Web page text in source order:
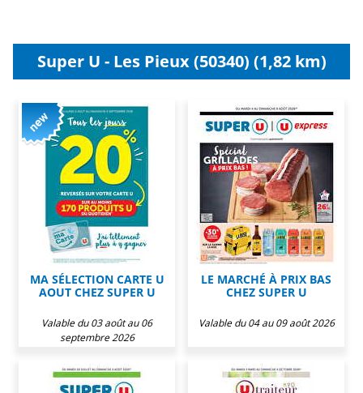
Super U - Les Pieux (50340) (1,82 km)
MA SÉLECTION CARTE U
AOUT CHEZ SUPER U
Valable du 03 août au 06
septembre 2026
LE MARCHÉ À PRIX BAS
CHEZ SUPER U
Valable du 04 au 09 août 2026